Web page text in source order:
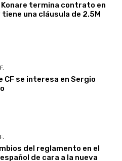
Konare termina contrato en
tiene una cláusula de 2.5M
CF se interesa en Sergio
del reglamento en el
de cara a la nueva